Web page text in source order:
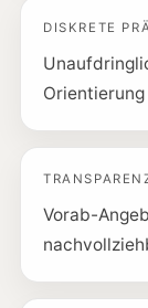
DISKRETE
Orientierung
Vorab-